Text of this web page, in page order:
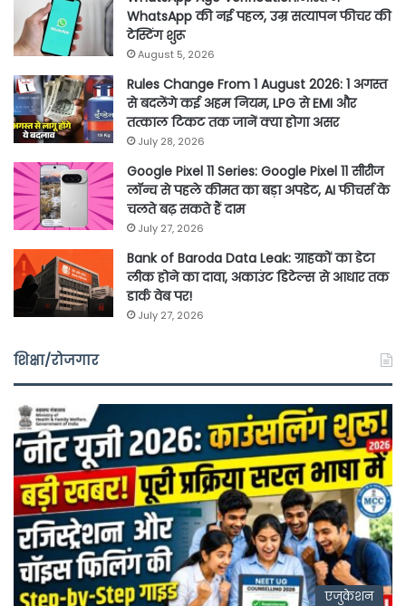
WhatsApp की नई पहल, उम्र सत्यापन फीचर की
टेस्टिंग शुरू
August 5, 2026
Rules Change From 1 August 2026: 1 अगस्त
से बदलेंगे कई अहम नियम, LPG से EMI और
तत्काल टिकट तक जानें क्या होगा असर
July 28, 2026
Google Pixel 11 Series: Google Pixel 11 सीरीज
लॉन्च से पहले कीमत का बड़ा अपडेट, AI फीचर्स के
चलते बढ़ सकते हैं दाम
July 27, 2026
Bank of Baroda Data Leak: ग्राहकों का डेटा
लीक होने का दावा, अकाउंट डिटेल्स से आधार तक
डार्क वेब पर!
July 27, 2026
शिक्षा/रोजगार
एजुकेशन